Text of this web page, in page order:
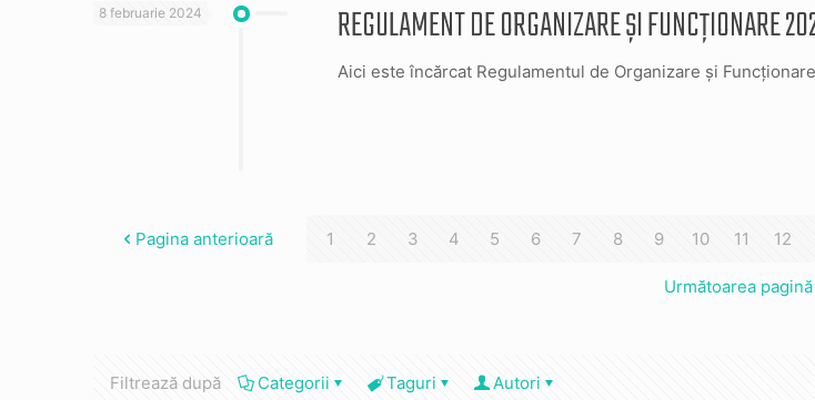
8 februarie 2024 REGULAMENT DE ORGANIZARE ȘI FUNCȚIONARE
Aici este încărcat Regulamentul de Organizare și
Pagina anterioară 1 2 3 4 5 6 7 8 9 10 11 12
Următoarea pagină
Filtrează după Categorii Taguri Autori